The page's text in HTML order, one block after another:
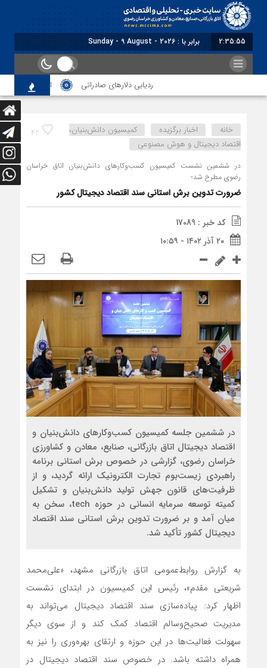
2:35:56 برابر با : Sunday - 9 August - 2026
ردیابی دلارهای صادراتی از اصلاح مقررات بانکی و
42 خانه اخبار برگزیده
کمیسیون دانش‌بنیان،
اقتصاد دیجیتال و هوش مصنوعی
در ششمین نشست کمیسیون کسب‌وکارهای دانش‌بنیان اتاق خراسان
رضوی مطرح شد؛
ضرورت تدوین برش استانی سند اقتصاد دیجیتال کشور
کد خبر : 17089
۲۰ آذر ۱۴۰۲ - ۱۰:۵۹
در ششمین جلسه کمیسیون کسب‌وکارهای دانش‌بنیان و
اقتصاد دیجیتال اتاق بازرگانی، صنایع، معادن و کشاورزی
خراسان رضوی، گزارشی در خصوص برش استانی برنامه
راهبردی زیست‌بوم تجارت الکترونیک ارائه گردید، و از
ظرفیت‌های قانون جهش تولید دانش‌بنیان و تشکیل
کمیته توسعه سرمایه انسانی در حوزه tech، سخن به
میان آمد و بر ضرورت تدوین برش استانی سند اقتصاد
دیجیتال کشور تأکید شد.
به گزارش روابط‌عمومی اتاق بازرگانی مشهد، «علی‌محمد
شریعتی مقدم»، رئیس این کمیسیون در ابتدای نشست
اظهار کرد: پیاده‌سازی سند اقتصاد دیجیتال می‌تواند به
مدیریت صحیح‌وسالم اقتصاد کمک کند و از سوی دیگر
سهولت فعالیت‌ها در این حوزه و ارتقای بهره‌وری را نیز به
همراه داشته باشد. در خصوص سند اقتصاد دیجیتال در